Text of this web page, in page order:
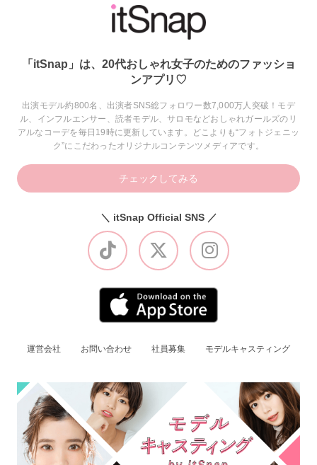
「itSnap」は、20代おしゃれ女子のためのファッショ
ンアプリ♡
出演モデル約800名、出演者SNS総フォロワー数7,000万人突破！モデ
ル、インフルエンサー、読者モデル、サロモなどおしゃれガールズのリ
アルなコーデを毎日19時に更新しています。どこよりも“フォトジェニッ
ク”にこだわったオリジナルコンテンツメディアです。
チェックしてみる
＼ itSnap Official SNS ／
運営会社 お問い合わせ 社員募集 モデルキャスティング